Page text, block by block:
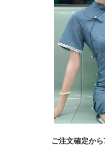
ご注文確定か